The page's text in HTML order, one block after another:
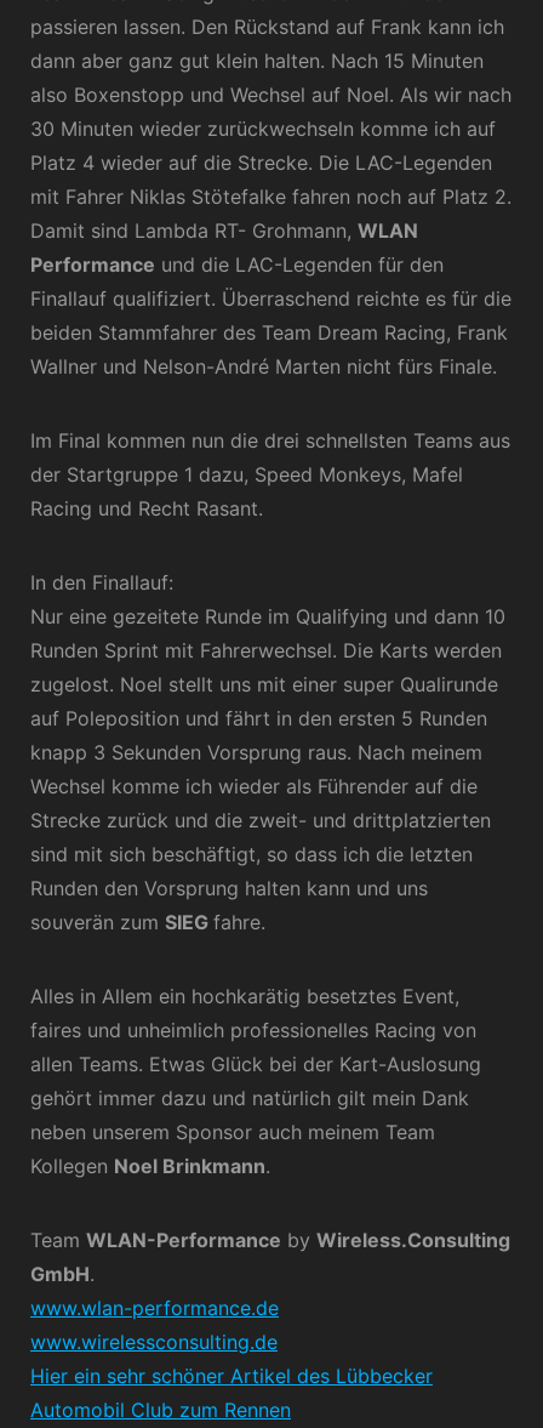
passieren lassen. Den Rückstand auf Frank kann ich
dann aber ganz gut klein halten. Nach 15 Minuten
also Boxenstopp und Wechsel auf Noel. Als wir nach
30 Minuten wieder zurückwechseln komme ich auf
Platz 4 wieder auf die Strecke. Die LAC-Legenden
mit Fahrer Niklas Stötefalke fahren noch auf Platz 2.
Damit sind Lambda RT- Grohmann, WLAN
Performance und die LAC-Legenden für den
Finallauf qualifiziert. Überraschend reichte es für die
beiden Stammfahrer des Team Dream Racing, Frank
Wallner und Nelson-André Marten nicht fürs Finale.
Im Final kommen nun die drei schnellsten Teams aus
der Startgruppe 1 dazu, Speed Monkeys, Mafel
Racing und Recht Rasant.
In den Finallauf:
Nur eine gezeitete Runde im Qualifying und dann 10
Runden Sprint mit Fahrerwechsel. Die Karts werden
zugelost. Noel stellt uns mit einer super Qualirunde
auf Poleposition und fährt in den ersten 5 Runden
knapp 3 Sekunden Vorsprung raus. Nach meinem
Wechsel komme ich wieder als Führender auf die
Strecke zurück und die zweit- und drittplatzierten
sind mit sich beschäftigt, so dass ich die letzten
Runden den Vorsprung halten kann und uns
souverän zum SIEG fahre.
Alles in Allem ein hochkarätig besetztes Event,
faires und unheimlich professionelles Racing von
allen Teams. Etwas Glück bei der Kart-Auslosung
gehört immer dazu und natürlich gilt mein Dank
neben unserem Sponsor auch meinem Team
Kollegen Noel Brinkmann.
Team WLAN-Performance by Wireless.Consulting
GmbH.
www.wlan-performance.de
www.wirelessconsulting.de
Hier ein sehr schöner Artikel des Lübbecker
Automobil Club zum Rennen